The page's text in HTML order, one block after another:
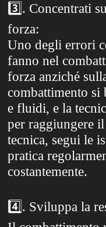
3️⃣. Concentrati
forza:
Uno degli errori
fanno nel
forza anziché
combattimento si
e fluidi, e la
per raggiungere
tecnica, segui le
pratica
costantemente.
4️⃣. Sviluppa la